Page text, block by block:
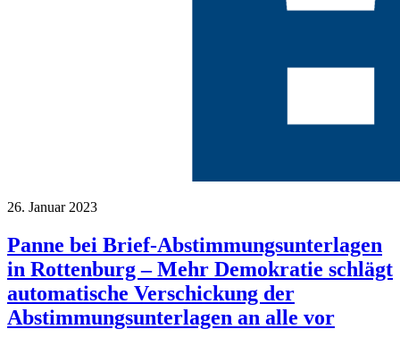
26. Januar 2023
Panne bei Brief-Abstimmungsunterlagen
in Rottenburg – Mehr Demokratie schlägt
automatische Verschickung der
Abstimmungsunterlagen an alle vor